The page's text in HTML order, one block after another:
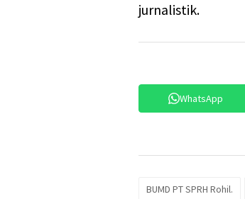
jurnalistik.
WhatsApp
BUMD PT SPRH Rohil.